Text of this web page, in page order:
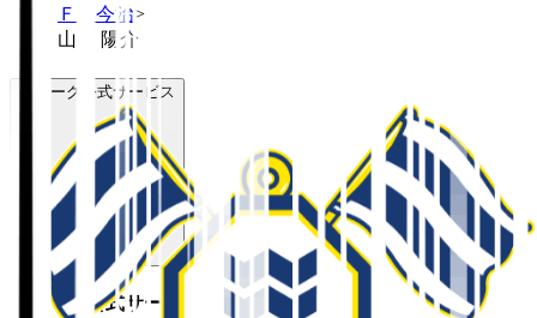
ＦＣ今治>
山田 陽介
Ｊリーグ公式サービス
Ｊリーグ公式サービス